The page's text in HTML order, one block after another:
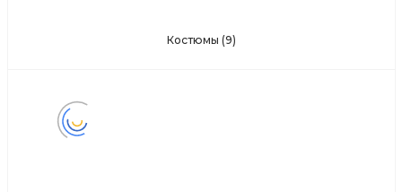
Костюмы (9)